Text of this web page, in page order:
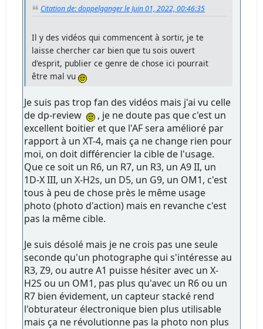
Citation de: doppelganger le Juin 01, 2022, 00:46:35
Il y des vidéos qui commencent à sortir, je te
laisse chercher car bien que tu sois ouvert
d'esprit, publier ce genre de chose ici pourrait
être mal vu
Je suis pas trop fan des vidéos mais j'ai vu celle
de dp-review
, je ne doute pas que c'est un
excellent boitier et que l'AF sera amélioré par
rapport à un XT-4, mais ça ne change rien pour
moi, on doit différencier la cible de l'usage.
Que ce soit un R6, un R7, un R3, un A9 II, un
1D-X III, un X-H2s, un D5, un G9, un OM1, c'est
tous à peu de chose près le même usage
photo (photo d'action) mais en revanche c'est
pas la même cible.
Je suis désolé mais je ne crois pas une seule
seconde qu'un photographe qui s'intéresse au
R3, Z9, ou autre A1 puisse hésiter avec un X-
H2S ou un OM1, pas plus qu'avec un R6 ou un
R7 bien évidement, un capteur stacké rend
l'obturateur électronique bien plus utilisable
mais ça ne révolutionne pas la photo non plus